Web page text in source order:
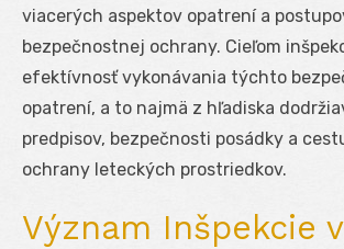
viacerých aspektov opatrení a
bezpečnostnej ochrany. Cieľom
efektívnosť vykonávania týchto
opatrení, a to najmä z hľadiska
predpisov, bezpečnosti posádky a
ochrany leteckých prostriedkov.
Význam Inšpekcie v